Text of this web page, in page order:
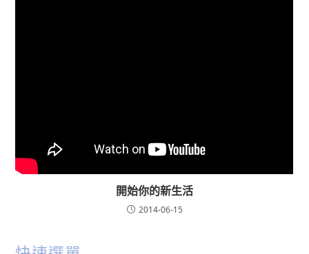
開始你的新生活
2014-06-15